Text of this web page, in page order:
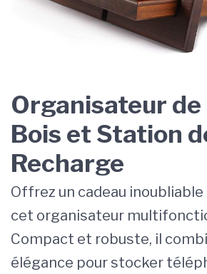
Organisateur de
Bois et Station
Recharge
Offrez un cadeau inoubliable
cet organisateur
Compact et robuste, il
élégance pour stocker